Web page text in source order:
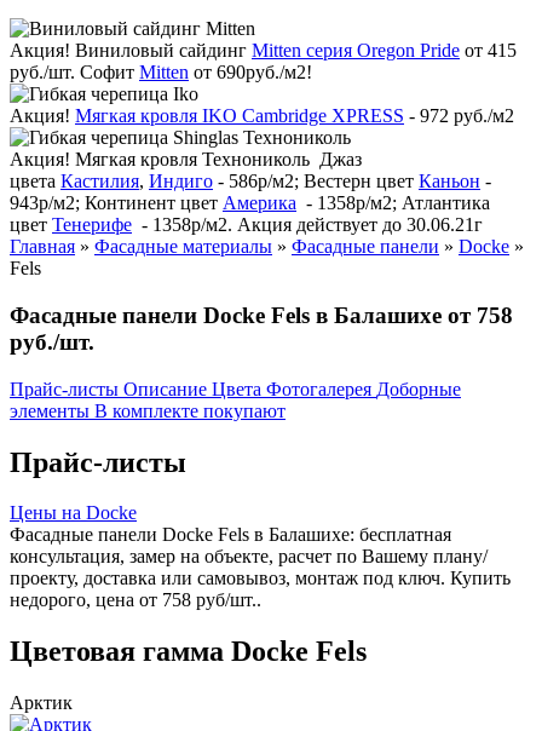
Акция! Виниловый сайдинг Mitten серия Oregon Pride от 415
руб./шт. Софит Mitten от 690руб./м2!
Акция! Мягкая кровля IKO Cambridge XPRESS - 972 руб./м2
Акция! Мягкая кровля Технониколь Джаз
цвета Кастилия, Индиго - 586р/м2; Вестерн цвет Каньон -
943р/м2; Континент цвет Америка - 1358р/м2; Атлантика
цвет Тенерифе - 1358р/м2. Акция действует до 30.06.21г
Главная » Фасадные материалы » Фасадные панели » Docke »
Fels
Фасадные панели Docke Fels в Балашихе от 758
руб./шт.
Прайс-листы Описание Цвета Фотогалерея Доборные
элементы В комплекте покупают
Прайс-листы
Цены на Docke
Фасадные панели Docke Fels в Балашихе: бесплатная
консультация, замер на объекте, расчет по Вашему плану/
проекту, доставка или самовывоз, монтаж под ключ. Купить
недорого, цена от 758 руб/шт..
Цветовая гамма Docke Fels
Арктик